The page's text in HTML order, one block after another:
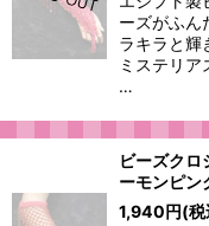
ーズがふん
ラキラと輝
ミステリア
…
ビーズク
ーモンピ
1,940円(税